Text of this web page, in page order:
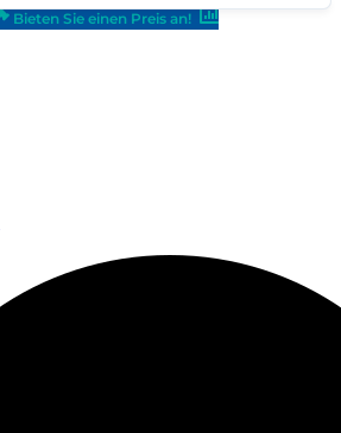
Bieten Sie einen Preis an!